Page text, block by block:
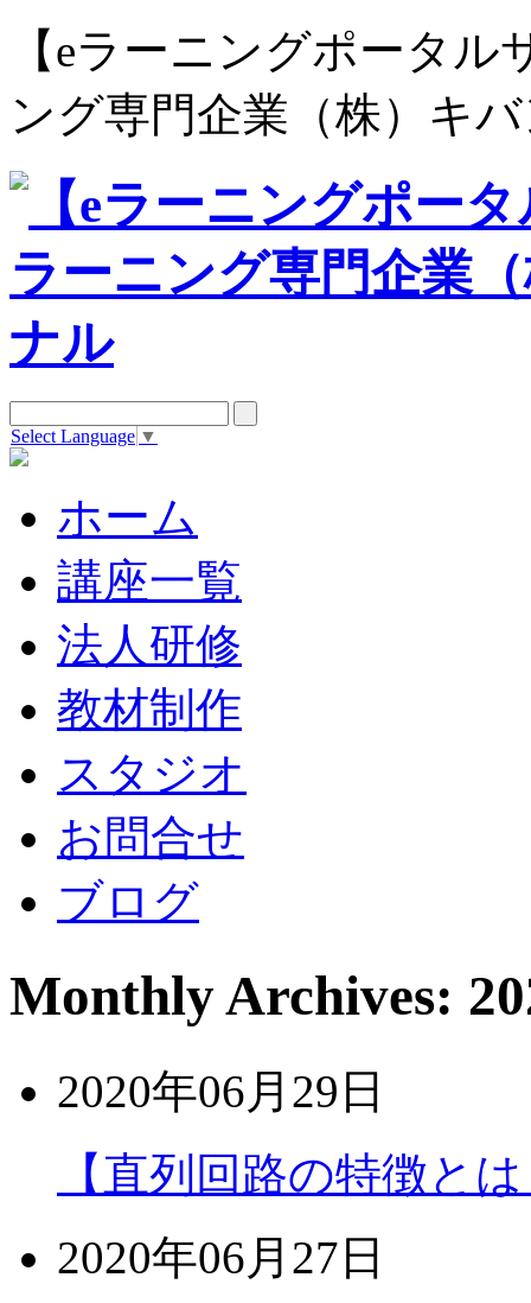
【eラーニングポータル
ング専門企業（株）キ
Select Language ▼
ホーム
講座一覧
法人研修
教材制作
スタジオ
お問合せ
ブログ
Monthly Archives:
2020年06月29日
【直列回路の特徴と
2020年06月27日